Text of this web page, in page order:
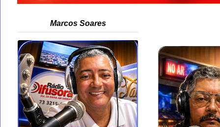
Marcos Soares